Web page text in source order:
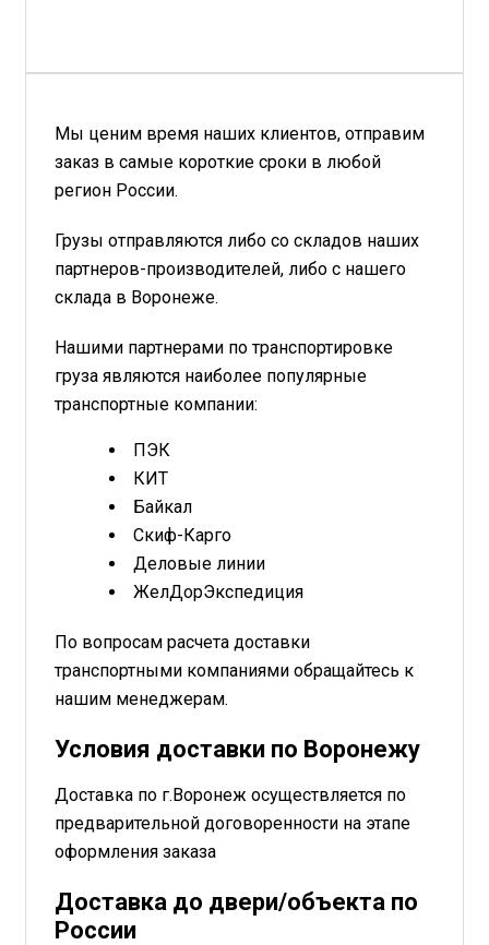
Мы ценим время наших клиентов, отправим
заказ в самые короткие сроки в любой
регион России.
Грузы отправляются либо со складов наших
партнеров-производителей, либо с нашего
склада в Воронеже.
Нашими партнерами по транспортировке
груза являются наиболее популярные
транспортные компании:
ПЭК
КИТ
Байкал
Скиф-Карго
Деловые линии
ЖелДорЭкспедиция
По вопросам расчета доставки
транспортными компаниями обращайтесь к
нашим менеджерам.
Условия доставки по Воронежу
Доставка по г.Воронеж осуществляется по
предварительной договоренности на этапе
оформления заказа
Доставка до двери/объекта по
России